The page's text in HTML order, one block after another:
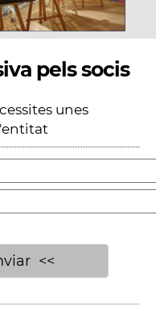
pels socis
unes